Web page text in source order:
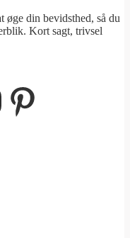
din bevidsthed, så du
Kort sagt, trivsel
Pinterest